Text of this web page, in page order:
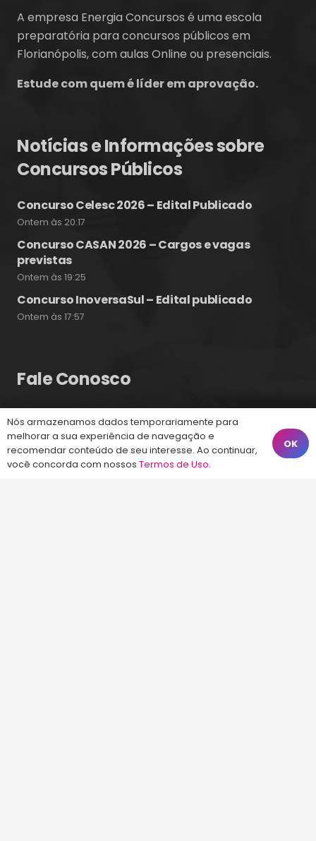
A empresa Energia Concursos é uma escola
preparatória para concursos públicos em
Florianópolis, com aulas Online ou presenciais.
Estude com quem é líder em aprovação.
Notícias e Informações sobre
Concursos Públicos
Concurso Celesc 2026 – Edital Publicado
Ontem às 20:17
Concurso CASAN 2026 – Cargos e vagas
previstas
Ontem às 19:25
Concurso InoversaSul – Edital publicado
Ontem às 17:57
Fale Conosco
(48) 99828-9929
Calçadão João Pinto, 212 – Centro
Florianópolis – SC, 88010-420
Nós armazenamos dados temporariamente para
melhorar a sua experiência de navegação e
recomendar conteúdo de seu interesse. Ao continuar,
você concorda com nossos Termos de Uso.
OK